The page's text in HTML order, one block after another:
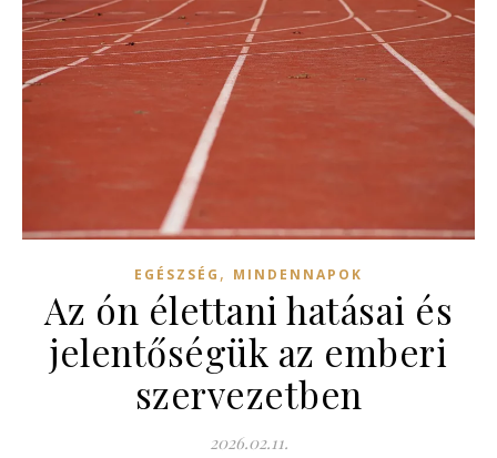
EGÉSZSÉG , MINDENNAPOK
Az ón élettani hatásai és
jelentőségük az emberi
szervezetben
2026.02.11.